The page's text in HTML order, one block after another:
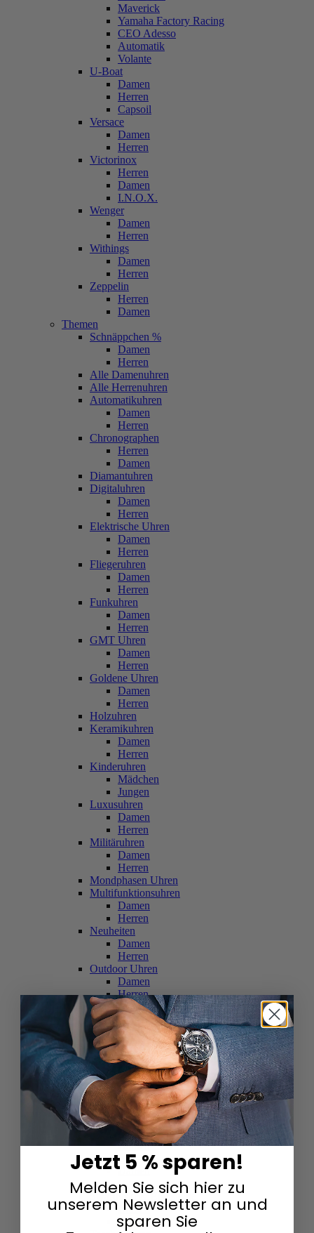
Maverick
Yamaha Factory Racing
CEO Adesso
Automatik
Volante
U-Boat
Damen
Herren
Capsoil
Versace
Damen
Herren
Victorinox
Herren
Damen
I.N.O.X.
Wenger
Damen
Herren
Withings
Damen
Herren
Zeppelin
Herren
Damen
Themen
Schnäppchen %
Damen
Herren
Alle Damenuhren
Alle Herrenuhren
Automatikuhren
Damen
Herren
Chronographen
Herren
Damen
Diamantuhren
Digitaluhren
Damen
Herren
Elektrische Uhren
Damen
Herren
Fliegeruhren
Damen
Herren
Funkuhren
Damen
Herren
GMT Uhren
Damen
Herren
Goldene Uhren
Damen
Herren
Holzuhren
Keramikuhren
Damen
Herren
Kinderuhren
Mädchen
Jungen
Luxusuhren
Damen
Herren
Militäruhren
Damen
Herren
Mondphasen Uhren
Multifunktionsuhren
Damen
Herren
Neuheiten
Damen
Herren
Outdoor Uhren
Damen
Herren
Schweizer Uhren
Damen
Herren
Skelettuhren
Damen
Herren
Smartwatches
Damen
Herren
Solaruhren
Herren
Damen
Sportuhren
Damen
Herren
Swarovski & Edelsteine
Damen
Herren
Jetzt 5 % sparen!
Melden Sie sich hier zu
unserem Newsletter an und
sparen Sie